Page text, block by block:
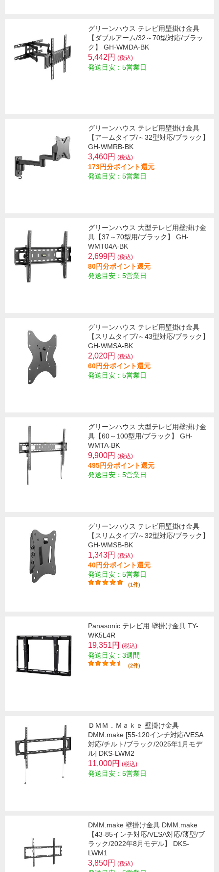
グリーンハウス テレビ用壁掛け金具
【ダブルアーム/32～70型対応/ブラッ
ク】 GH-WMDA-BK
5,442円 (税込)
発送目安：5営業日
グリーンハウス テレビ用壁掛け金具
【アームタイプ/～32型対応/ブラック】
GH-WMRB-BK
3,460円 (税込)
173円分ポイント還元
発送目安：5営業日
グリーンハウス 大型テレビ用壁掛け金
具【37～70型用/ブラック】 GH-
WMT04A-BK
2,699円 (税込)
80円分ポイント還元
発送目安：5営業日
グリーンハウス テレビ用壁掛け金具
【スリムタイプ/～43型対応/ブラック】
GH-WMSA-BK
2,020円 (税込)
60円分ポイント還元
発送目安：5営業日
グリーンハウス 大型テレビ用壁掛け金
具【60～100型用/ブラック】 GH-
WMTA-BK
9,900円 (税込)
495円分ポイント還元
発送目安：5営業日
グリーンハウス テレビ用壁掛け金具
【スリムタイプ/～32型対応/ブラック】
GH-WMSB-BK
1,343円 (税込)
40円分ポイント還元
発送目安：5営業日
(1件)
Panasonic テレビ用 壁掛け金具 TY-
WK5L4R
19,351円 (税込)
発送目安：3週間
(2件)
ＤＭＭ．Ｍａｋｅ 壁掛け金具
DMM.make [55-120インチ対応/VESA
対応/チルト/ブラック/2025年1月モデ
ル] DKS-LWM2
11,000円 (税込)
発送目安：5営業日
DMM.make 壁掛け金具 DMM.make
【43-85インチ対応/VESA対応/薄型/ブ
ラック/2022年8月モデル】 DKS-
LWM1
3,850円 (税込)